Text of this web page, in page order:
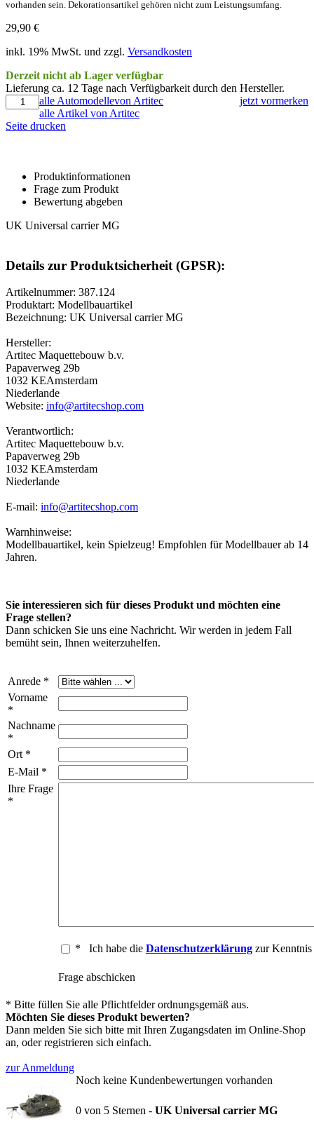
vorhanden sein. Dekorationsartikel gehören nicht zum Leistungsumfang.
29,90 €
inkl. 19% MwSt. und zzgl. Versandkosten
Derzeit nicht ab Lager verfügbar
Lieferung ca. 12 Tage nach Verfügbarkeit durch den Hersteller.
jetzt vormerken
alle Automodellevon Artitec
alle Artikel von Artitec
Seite drucken
Produktinformationen
Frage zum Produkt
Bewertung abgeben
UK Universal carrier MG
Details zur Produktsicherheit (GPSR):
Artikelnummer: 387.124
Produktart: Modellbauartikel
Bezeichnung: UK Universal carrier MG
Hersteller:
Artitec Maquettebouw b.v.
Papaverweg 29b
1032 KEAmsterdam
Niederlande
Website: info@artitecshop.com
Verantwortlich:
Artitec Maquettebouw b.v.
Papaverweg 29b
1032 KEAmsterdam
Niederlande
E-mail: info@artitecshop.com
Warnhinweise:
Modellbauartikel, kein Spielzeug! Empfohlen für Modellbauer ab 14
Jahren.
Sie interessieren sich für dieses Produkt und möchten eine
Frage stellen?
Dann schicken Sie uns eine Nachricht. Wir werden in jedem Fall
bemüht sein, Ihnen weiterzuhelfen.
Anrede *
Vorname
*
Nachname
*
Ort *
E-Mail *
Ihre Frage
*
* Ich habe die Datenschutzerklärung zur Kenntnis
Frage abschicken
* Bitte füllen Sie alle Pflichtfelder ordnungsgemäß aus.
Möchten Sie dieses Produkt bewerten?
Dann melden Sie sich bitte mit Ihren Zugangsdaten im Online-Shop
an, oder registrieren sich einfach.
zur Anmeldung
Noch keine Kundenbewertungen vorhanden
0 von 5 Sternen - UK Universal carrier MG